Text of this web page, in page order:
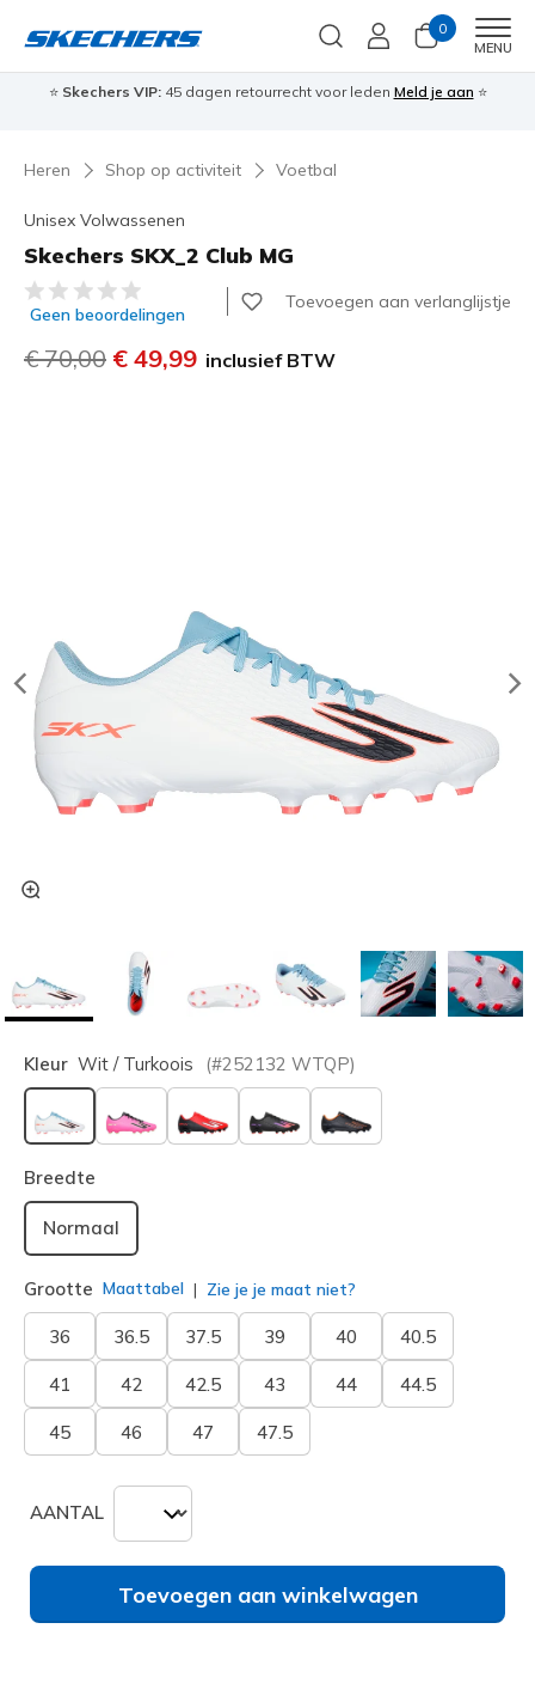
0
MENU
⭐ Skechers VIP:45 dagen retourrecht voor leden Meld je aan ⭐
Heren Shop op activiteit Voetbal
Unisex Volwassenen
Skechers SKX_2 Club MG
4,1 van de 5 klantbeoordelingen
Geen beoordelingen
Toevoegen aan verlanglijstje
Prijs verlaagd van
€ 70,00 naar
€ 49,99 inclusief BTW
Kleur Wit / Turkoois (#252132 WTQP)
geselecteerd
Breedte
Normaal
Grootte Maattabel Zie je je maat niet?
36 36.5 37.5 39 40 40.5
41 42 42.5 43 44 44.5
45 46 47 47.5
AANTAL
Toevoegen aan winkelwagen